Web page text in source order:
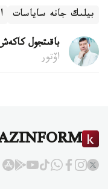
بيلىك جانە ساياسات
باقىتجول
اۆتور